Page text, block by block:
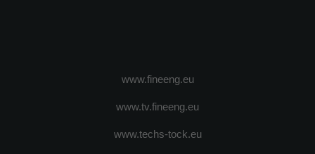
www.fineeng.eu
www.tv.fineeng.eu
www.techs-tock.eu